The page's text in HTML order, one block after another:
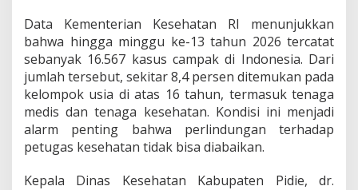
Data Kementerian Kesehatan RI menunjukkan
bahwa hingga minggu ke-13 tahun 2026 tercatat
sebanyak 16.567 kasus campak di Indonesia. Dari
jumlah tersebut, sekitar 8,4 persen ditemukan pada
kelompok usia di atas 16 tahun, termasuk tenaga
medis dan tenaga kesehatan. Kondisi ini menjadi
alarm penting bahwa perlindungan terhadap
petugas kesehatan tidak bisa diabaikan.
Kepala Dinas Kesehatan Kabupaten Pidie, dr.